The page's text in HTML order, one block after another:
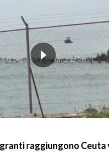
raggiungono Ceuta